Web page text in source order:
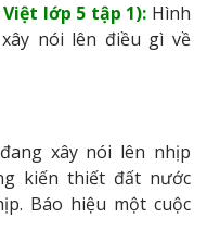
lớp 5 tập 1): Hình
nói lên điều gì về
xây nói lên nhịp
kiến thiết đất nước
Báo hiệu một cuộc